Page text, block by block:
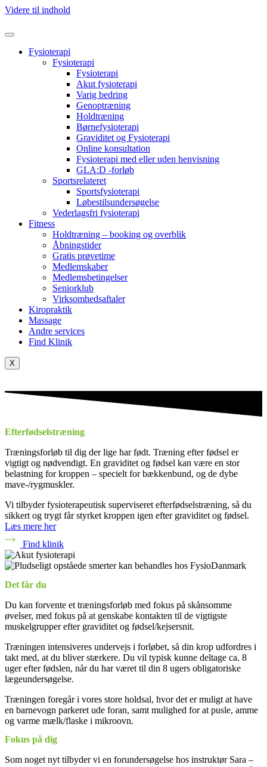
Videre til indhold
Fysioterapi
Fysioterapi
Fysioterapi
Akut fysioterapi
Varig bedring
Genoptræning
Holdtræning
Børnefysioterapi
Graviditet og Fysioterapi
Online konsultation
Fysioterapi med eller uden henvisning
GLA:D -forløb
Sportsrelateret
Sportsfysioterapi
Løbestilsundersøgelse
Vederlagsfri fysioterapi
Fitness
Holdtræning – booking og overblik
Åbningstider
Gratis prøvetime
Medlemskaber
Medlemsbetingelser
Seniorklub
Virksomhedsaftaler
Kiropraktik
Massage
Andre services
Find Klinik
X
Efterfødselstræning
Træningsforløb til dig der lige har født. Træning efter fødsel er
vigtigt og nødvendigt. En graviditet og fødsel kan være en stor
belastning for kroppen – specielt for bækkenbund, og de dybe
mave-/rygmuskler.
Vi tilbyder fysioterapeutisk superviseret efterfødselstræning, så du
sikkert og trygt får styrket kroppen igen efter graviditet og fødsel.
Læs mere her
Find klinik
Det får du
Du kan forvente et træningsforløb med fokus på skånsomme
øvelser, med fokus på at genskabe kontakten til de vigtigste
muskelgrupper efter graviditet og fødsel/kejsersnit.
Træningen intensiveres undervejs i forløbet, så din krop udfordres i
takt med, at du bliver stærkere. Du vil typisk kunne deltage ca. 8
uger efter fødslen, når du har været til din 8 ugers obligatoriske
lægeundersøgelse.
Træningen foregår i vores store holdsal, hvor det er muligt at have
en barnevogn parkeret ude foran, samt mulighed for at pusle, amme
og varme mælk/flaske i mikroovn.
Fokus på dig
Som noget nyt tilbyder vi en forundersøgelse hos instruktør Sara –